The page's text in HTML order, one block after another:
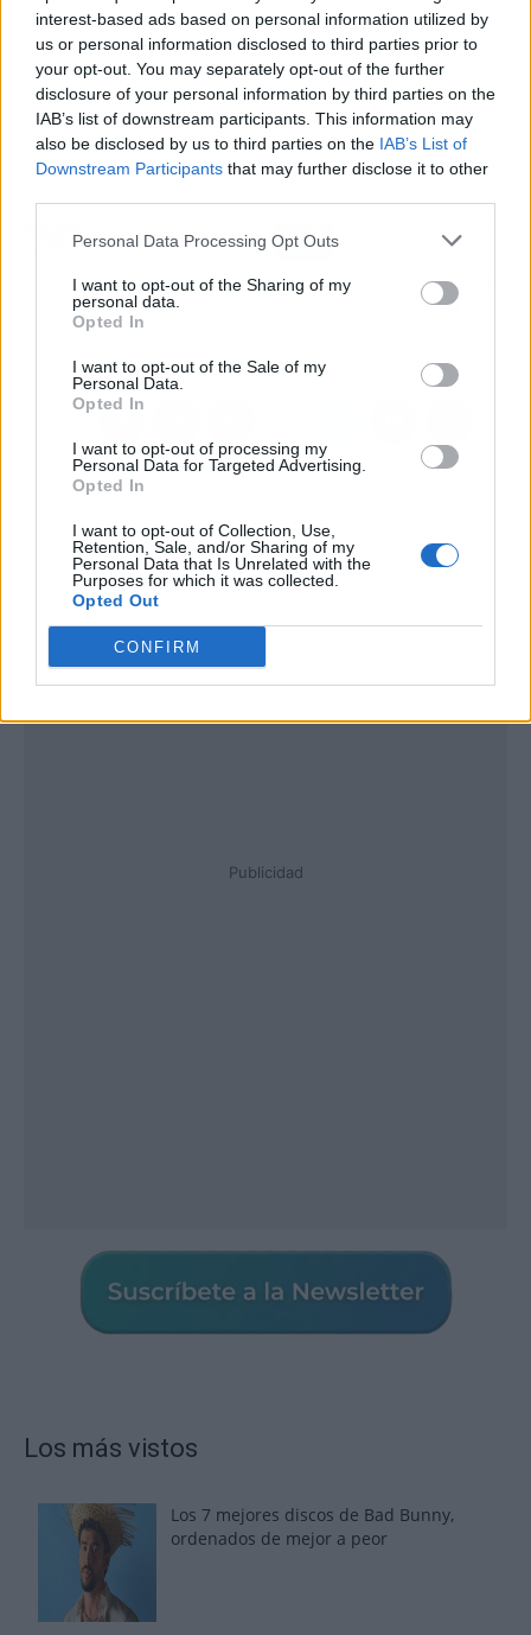
interest-based ads based on personal information utilized by
us or personal information disclosed to third parties prior to
your opt-out. You may separately opt-out of the further
disclosure of your personal information by third parties on the
IAB’s list of downstream participants. This information may
also be disclosed by us to third parties on the IAB’s List of
Downstream Participants that may further disclose it to other
Personal Data Processing Opt Outs
I want to opt-out of the Sharing of my
personal data.
Opted In
I want to opt-out of the Sale of my
Personal Data.
Opted In
I want to opt-out of processing my
Personal Data for Targeted Advertising.
Opted In
I want to opt-out of Collection, Use,
Retention, Sale, and/or Sharing of my
Personal Data that Is Unrelated with the
Purposes for which it was collected.
Opted Out
CONFIRM
Aunque Páginasweb.tech opera de forma
online, tiene una sede física en Cartagena,
Murcia. Para mayor información se debe
acceder a su web, donde están sus canales de
contacto y detalles de sus servicios.
Artículo anterior
La red de librerías Libro
casos de éxito
Artículo siguiente
Dar una segunda vida a
tenis con el presurizador
de pelotas de Ball
Publicidad
Los más vistos
Los 7 mejores discos de Bad Bunny,
ordenados de mejor a peor